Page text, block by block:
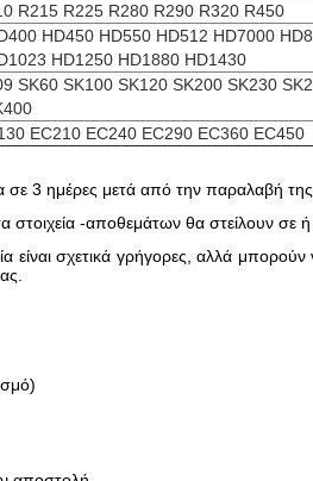
R215 R225 R280 R290 R320 R450
HD450 HD550 HD512 HD7000
HD1250 HD1880 HD1430
SK60 SK100 SK120 SK200 SK230
EC210 EC240 EC290 EC360 EC450
3 ημέρες μετά από την παραλαβή
-αποθεμάτων θα στείλουν σε
είναι σχετικά γρήγορες, αλλά